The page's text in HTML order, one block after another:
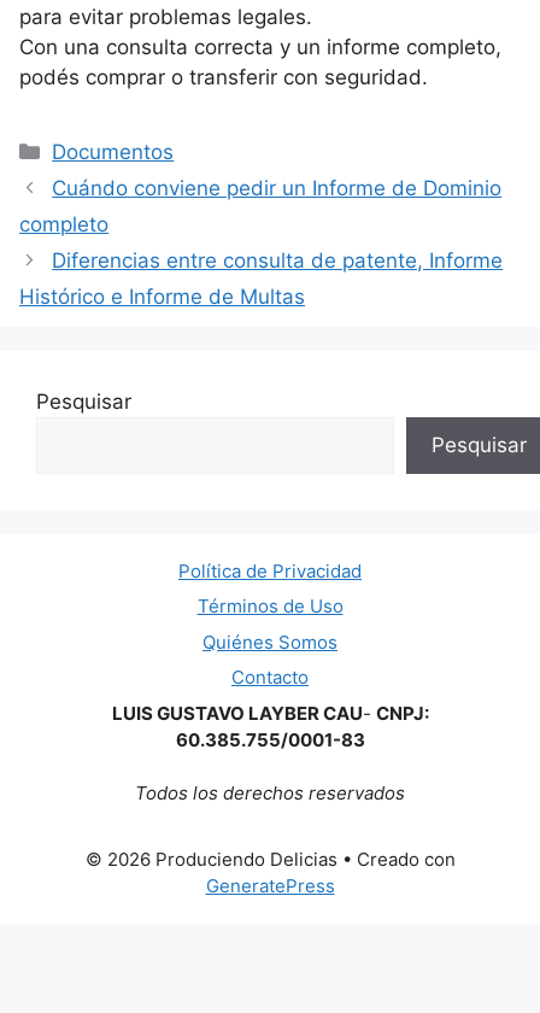
para evitar problemas legales.
Con una consulta correcta y un informe completo,
podés comprar o transferir con seguridad.
Categorías
Documentos
Cuándo conviene pedir un Informe de Dominio
completo
Diferencias entre consulta de patente, Informe
Histórico e Informe de Multas
Pesquisar
Pesquisar
Política de Privacidad
Términos de Uso
Quiénes Somos
Contacto
LUIS GUSTAVO LAYBER CAU- CNPJ:
60.385.755/0001-83
Todos los derechos reservados
© 2026 Produciendo Delicias • Creado con
GeneratePress